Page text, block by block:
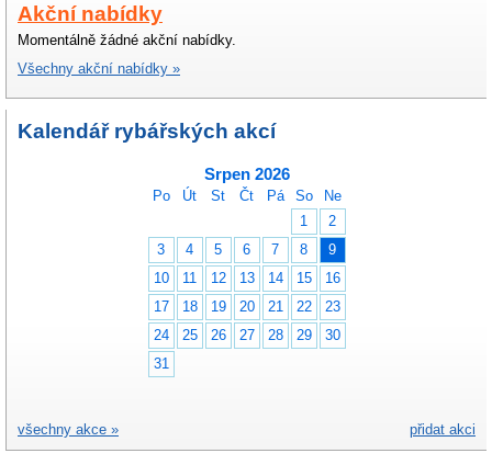
Akční nabídky
Momentálně žádné akční nabídky.
Všechny akční nabídky »
Kalendář rybářských akcí
Srpen 2026
Po Út St Čt Pá So
Ne
1
2
3
4 5 6 7 8
9
10
11 12 13 14 15
16
17
18 19 20 21 22
23
24
25 26 27 28 29
30
31
přidat akci
všechny akce »